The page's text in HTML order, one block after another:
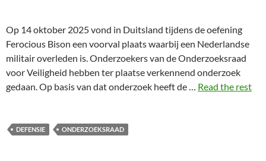
Op 14 oktober 2025 vond in Duitsland tijdens de oefening
Ferocious Bison een voorval plaats waarbij een Nederlandse
militair overleden is. Onderzoekers van de Onderzoeksraad
voor Veiligheid hebben ter plaatse verkennend onderzoek
gedaan. Op basis van dat onderzoek heeft de … Read the rest
DEFENSIE ONDERZOEKSRAAD